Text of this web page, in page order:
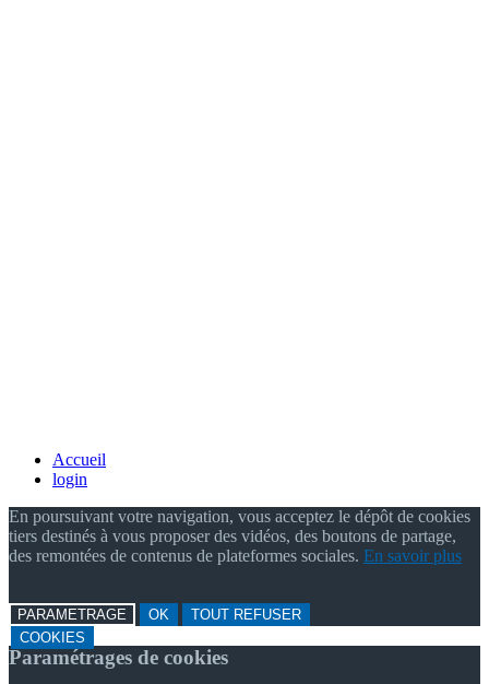
Accueil
login
En poursuivant votre navigation, vous acceptez le dépôt de cookies
tiers destinés à vous proposer des vidéos, des boutons de partage,
des remontées de contenus de plateformes sociales. En savoir plus
PARAMETRAGE OK
TOUT REFUSER
COOKIES
Paramétrages de cookies